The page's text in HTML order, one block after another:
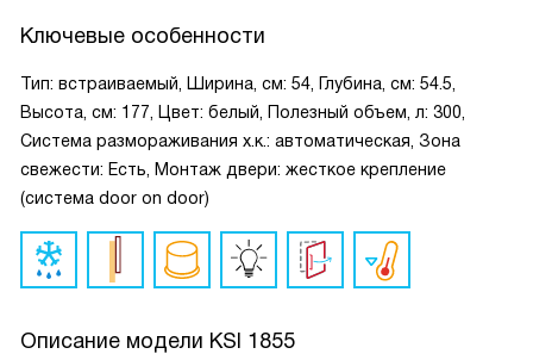
Ключевые особенности
Тип: встраиваемый, Ширина, см: 54, Глубина, см: 54.5,
Высота, см: 177, Цвет: белый, Полезный объем, л: 300,
Система размораживания х.к.: автоматическая, Зона
свежести: Есть, Монтаж двери: жесткое крепление
(система door on door)
Описание модели KSI 1855